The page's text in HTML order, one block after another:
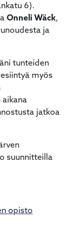
6).
Onneli Wäck,
ja
tunteiden
myös
aikana
jatkoa
suunnitteilla
opisto